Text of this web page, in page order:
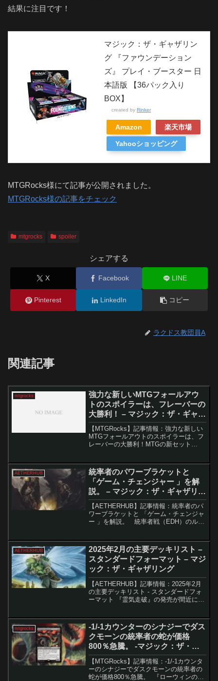
結果に注目です！
マジック：ザ・ギャザリン
グ 『ファウンデーション
ズ』 プレイ・ブースター 日
本語版 【36パック入り
BOX】
created by Rinker
Amazon 楽天市場
Yahooショッピング
MTGRocks様にて記事が公開されました。
MTGRocks様の記事をチェック
mtgrocks spoiler
シェアする
X Facebook LINE
Pinterest LinkedIn コピー
ラクドス教団員A
関連記事
mtgrocks
強力な新しいMTGフォールアウ
トのスポイラーは、フレーバーの
大勝利！ – マジック：ザ・ギャザ
リング
【MTGRocks】記事情報：強力な新しい
MTGフォールアウトのスポイラーは、フ
レーバーの大勝利！MTGの新セット
開されており、特に「Nuka-Cola Ve...
AETHERHUB
統率者のパワーブラケットと
「ゲーム・チェンジャー 」を解
説。 – マジック：ザ・ギャザリン
グ
【AETHERHUB】記事情報：統率者のパ
ワーブラケットと 「ゲーム・チェンジャ
ー 」を解説。 統率者戦（EDH）のルー
営を引き継いだ際、最初に発表されたの
が「パ...
AETHERHUB
2025年2月の主要デッキリスト –
スタンダードフォーマット – マジ
ック：ザ・ギャザリング
【AETHERHUB】記事情報：2025年2月
の主要デッキリスト - スタンダードフォ
ーマット 『霊気走破』の発売が間近に迫
は、昨年から活躍していたデッキに加え
て、新たな...
mtgrocks
-1/-1カウンターのシナジーでダス
クモーンの統率者の蛇が価格
800％急騰。 -マジック：ザ・ギ
ャザリング
【MTGRocks】記事情報：-1/-1カウンタ
ーのシナジーでダスクモーンの統率者の
蛇が価格800％急騰。 『ローウィンの昏